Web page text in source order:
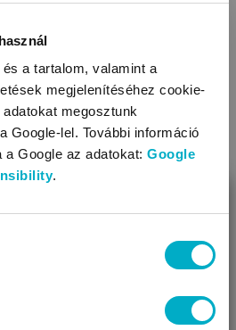
a tartalom, valamint a
megjelenítéséhez cookie-
megosztunk
Google-lel. További információ
Google az adatokat: Google
.
4.7
jársz nálunk először!